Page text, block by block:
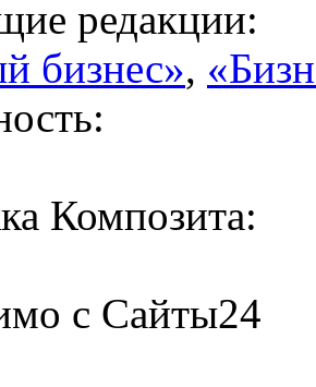
редакции:
бизнес»,
Композита:
с Сайты24